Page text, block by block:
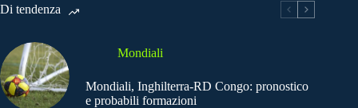
Di tendenza
Mondiali
Mondiali, Inghilterra-RD Congo: pronostico
e probabili formazioni